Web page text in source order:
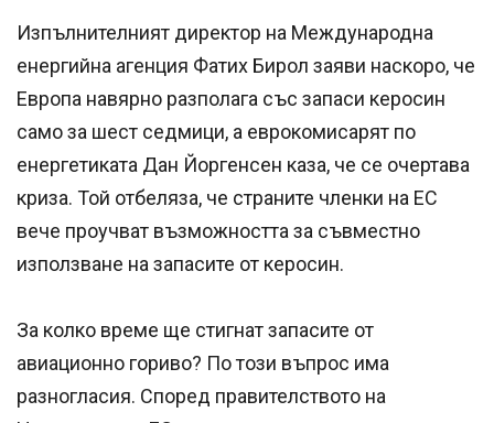
Изпълнителният директор на Международна
енергийна агенция Фатих Бирол заяви наскоро, че
Европа навярно разполага със запаси керосин
само за шест седмици, а еврокомисарят по
енергетиката Дан Йоргенсен каза, че се очертава
криза. Той отбеляза, че страните членки на ЕС
вече проучват възможността за съвместно
използване на запасите от керосин.
За колко време ще стигнат запасите от
авиационно гориво? По този въпрос има
разногласия. Според правителството на